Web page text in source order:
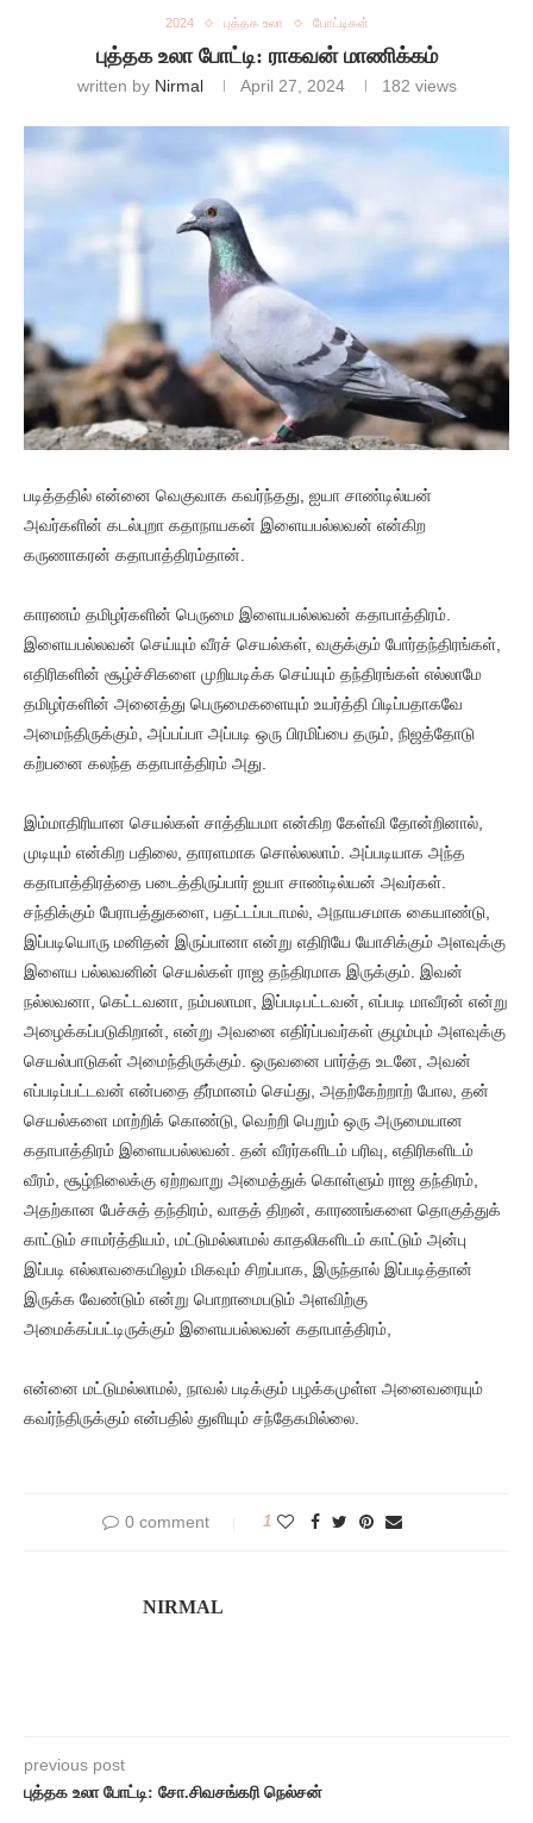
2024 புத்தக உலா போட்டிகள்
புத்தக உலா போட்டி: ராகவன் மாணிக்கம்
written by Nirmal April 27, 2024 182 views
படித்ததில் என்னை வெகுவாக கவர்ந்தது, ஐயா சாண்டில்யன்
அவர்களின் கடல்புறா கதாநாயகன் இளையபல்லவன் என்கிற
கருணாகரன் கதாபாத்திரம்தான்.
காரணம் தமிழர்களின் பெருமை இளையபல்லவன் கதாபாத்திரம்.
இளையபல்லவன் செய்யும் வீரச் செயல்கள், வகுக்கும் போர்தந்திரங்கள்,
எதிரிகளின் சூழ்ச்சிகளை முறியடிக்க செய்யும் தந்திரங்கள் எல்லாமே
தமிழர்களின் அனைத்து பெருமைகளையும் உயர்த்தி பிடிப்பதாகவே
அமைந்திருக்கும், அப்பப்பா அப்படி ஒரு பிரமிப்பை தரும், நிஜத்தோடு
கற்பனை கலந்த கதாபாத்திரம் அது.
இம்மாதிரியான செயல்கள் சாத்தியமா என்கிற கேள்வி தோன்றினால்,
முடியும் என்கிற பதிலை, தாரளமாக சொல்லலாம். அப்படியாக அந்த
கதாபாத்திரத்தை படைத்திருப்பார் ஐயா சாண்டில்யன் அவர்கள்.
சந்திக்கும் பேராபத்துகளை, பதட்டப்படாமல், அநாயசமாக கையாண்டு,
இப்படியொரு மனிதன் இருப்பானா என்று எதிரியே யோசிக்கும் அளவுக்கு
இளைய பல்லவனின் செயல்கள் ராஜ தந்திரமாக இருக்கும். இவன்
நல்லவனா, கெட்டவனா, நம்பலாமா, இப்படிபட்டவன், எப்படி மாவீரன் என்று
அழைக்கப்படுகிறான், என்று அவனை எதிர்ப்பவர்கள் குழம்பும் அளவுக்கு
செயல்பாடுகள் அமைந்திருக்கும். ஒருவனை பார்த்த உடனே, அவன்
எப்படிப்பட்டவன் என்பதை தீர்மானம் செய்து, அதற்கேற்றாற் போல, தன்
செயல்களை மாற்றிக் கொண்டு, வெற்றி பெறும் ஒரு அருமையான
கதாபாத்திரம் இளையபல்லவன். தன் வீரர்களிடம் பரிவு, எதிரிகளிடம்
வீரம், சூழ்நிலைக்கு ஏற்றவாறு அமைத்துக் கொள்ளும் ராஜ தந்திரம்,
அதற்கான பேச்சுத் தந்திரம், வாதத் திறன், காரணங்களை தொகுத்துக்
காட்டும் சாமர்த்தியம், மட்டுமல்லாமல் காதலிகளிடம் காட்டும் அன்பு
இப்படி எல்லாவகையிலும் மிகவும் சிறப்பாக, இருந்தால் இப்படித்தான்
இருக்க வேண்டும் என்று பொறாமைபடும் அளவிற்கு
அமைக்கப்பட்டிருக்கும் இளையபல்லவன் கதாபாத்திரம்,
என்னை மட்டுமல்லாமல், நாவல் படிக்கும் பழக்கமுள்ள அனைவரையும்
கவர்ந்திருக்கும் என்பதில் துளியும் சந்தேகமில்லை.
0 comment 1
NIRMAL
previous post
புத்தக உலா போட்டி: சோ.சிவசங்கரி நெல்சன்